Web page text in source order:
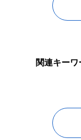
関連キー